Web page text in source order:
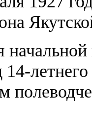
14-летнего